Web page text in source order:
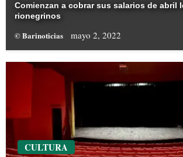
Comienzan a cobrar sus salarios de abril
rionegrinos
© Barinoticias mayo 2, 2022
CULTURA